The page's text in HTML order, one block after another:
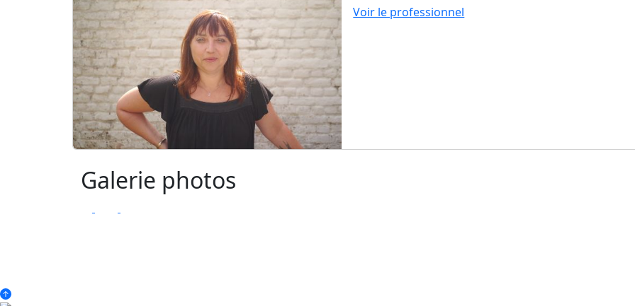
Voir le professionnel
Galerie photos